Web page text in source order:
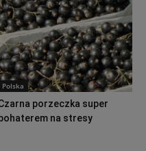
Polska
porzeczka super
bohaterem na stresy